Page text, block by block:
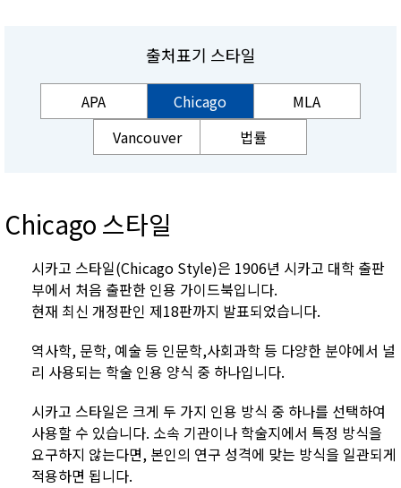
출처표기 스타일
APA Chicago
MLA
Vancouver
법률
Chicago 스타일
시카고 스타일(Chicago Style)은 1906년 시카고 대학 출판
부에서 처음 출판한 인용 가이드북입니다.
현재 최신 개정판인 제18판까지 발표되었습니다.
역사학, 문학, 예술 등 인문학,사회과학 등 다양한 분야에서 널
리 사용되는 학술 인용 양식 중 하나입니다.
시카고 스타일은 크게 두 가지 인용 방식 중 하나를 선택하여
사용할 수 있습니다. 소속 기관이나 학술지에서 특정 방식을
요구하지 않는다면, 본인의 연구 성격에 맞는 방식을 일관되게
적용하면 됩니다.